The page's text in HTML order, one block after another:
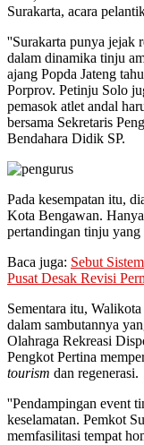
Surakarta, acara
''Surakarta punya jejak
dalam dinamika tinju
ajang Popda Jateng
Porprov. Petinju Solo
pemasok atlet andal
bersama Sekretaris
Bendahara Didik SP.
Pada kesempatan itu,
Kota Bengawan.
pertandingan tinju yang
Baca juga: Sebut
Pusat Desak Revisi
Sementara itu,
dalam sambutannya
Olahraga Rekreasi
Pengkot Pertina
tourism dan regenerasi.
''Pendampingan event
keselamatan. Pemkot
memfasilitasi tempat